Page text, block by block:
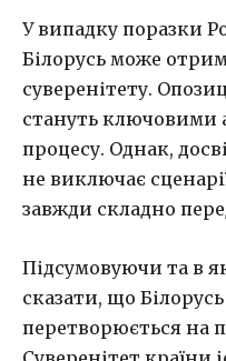
У випадку поразки
Білорусь може
суверенітету.
стануть ключовими
процесу. Однак,
не виключає
завжди складно
Підсумовуючи та в
сказати, що
перетворюється на